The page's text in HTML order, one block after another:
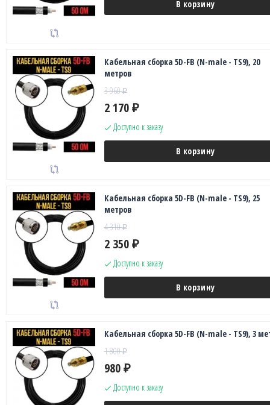
В корзину
Кабельная сборка 5D-FB (N-male - TS9), 20
метров
3 960₽
2 170 ₽
Доступно к заказу
В корзину
Кабельная сборка 5D-FB (N-male - TS9), 25
метров
4 310₽
2 350 ₽
Доступно к заказу
В корзину
Кабельная сборка 5D-FB (N-male - TS9), 3
1 800₽
980 ₽
Доступно к заказу